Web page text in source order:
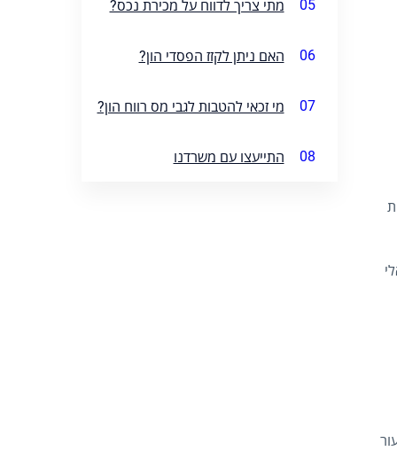
05 מתי צריך לדווח על מכירת נכס?
06 האם ניתן לקזז הפסדי הון?
07 מי זכאי להטבות לגבי מס רווח הון?
08 התייעצו עם משרדנו